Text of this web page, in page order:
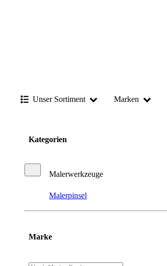
Unser Sortiment Marken
Kategorien
Malerwerkzeuge
Malerpinsel
Marke